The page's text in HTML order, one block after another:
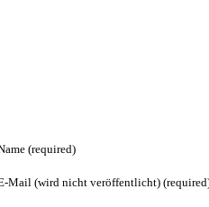
(required)
Mail (wird nicht veröffentlicht)